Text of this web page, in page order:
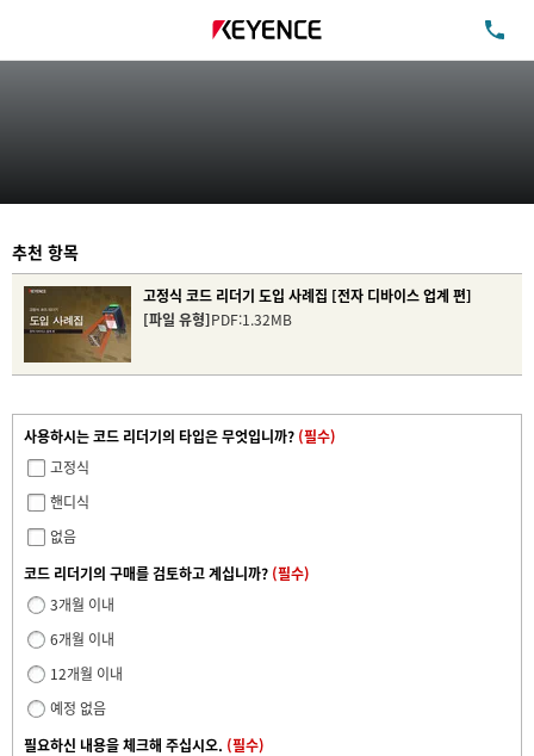
추천 항목
고정식 코드 리더기 도입 사례집 [전자 디바이스 업계 편]
[파일 유형]PDF:1.32MB
사용하시는 코드 리더기의 타입은 무엇입니까? (필수)
고정식
핸디식
없음
코드 리더기의 구매를 검토하고 계십니까? (필수)
3개월 이내
6개월 이내
12개월 이내
예정 없음
필요하신 내용을 체크해 주십시오. (필수)